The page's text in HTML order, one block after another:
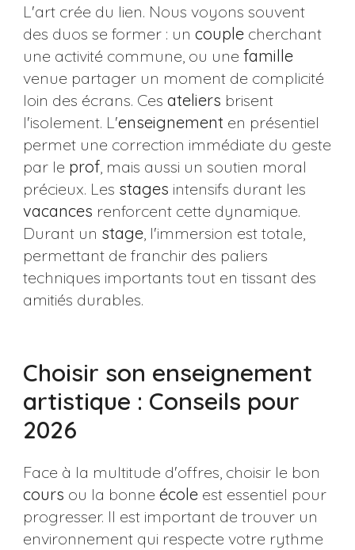
L'art crée du lien. Nous voyons souvent
des duos se former : un couplecherchant
une activité commune, ou une famille
venue partager un moment de complicité
loin des écrans. Ces ateliers brisent
l'isolement. L'enseignement en présentiel
permet une correction immédiate du geste
par le prof, mais aussi un soutien moral
précieux. Les stages intensifs durant les
vacances renforcent cette dynamique.
Durant un stage, l'immersion est totale,
permettant de franchir des paliers
techniques importants tout en tissant des
amitiés durables.
Choisir son enseignement
artistique : Conseils pour
2026
Face à la multitude d'offres, choisir le bon
cours ou la bonne écoleest essentiel pour
progresser. Il est important de trouver un
environnement qui respecte votre rythme